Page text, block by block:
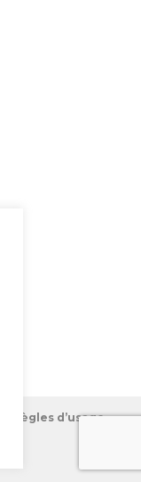
Règles d’usage